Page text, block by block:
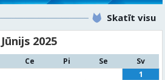
Skatīt visu
Jūnijs 2025
Ce Pi Se
Sv
1